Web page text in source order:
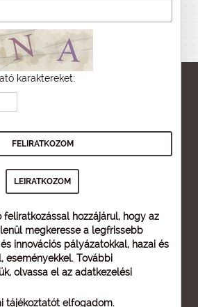
karaktereket:
feliratkozással hozzájárul, hogy az
megkeresse a legfrissebb
innovációs pályázatokkal, hazai és
eseményekkel. További
olvassa el az adatkezelési
tájékoztatót elfogadom.